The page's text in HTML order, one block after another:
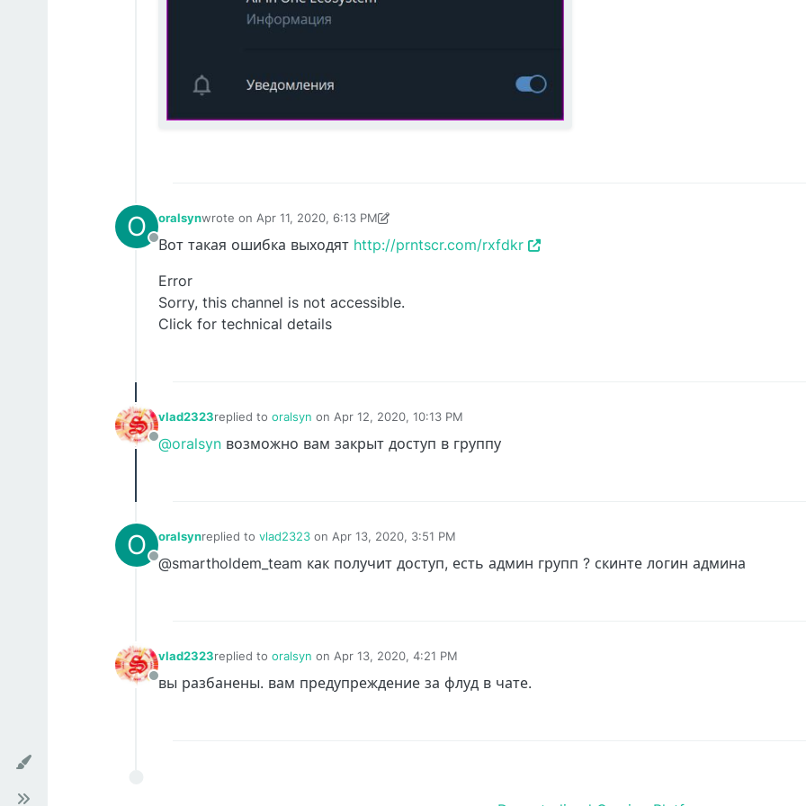
O
Offline
oralsynwrote on Apr 11, 2020, 6:13 PM
last edited by oralsynApr 11, 2020, 6:14 PM
Вот такая ошибка выходят http://prntscr.com/rxfdkr
Error
Sorry, this channel is not accessible.
Click for technical details
Offline
vlad2323replied to oralsyn on Apr 12, 2020, 10:13 PM
last edited by
@oralsyn возможно вам закрыт доступ в группу
O
Offline
oralsynreplied to vlad2323 on Apr 13, 2020, 3:51 PM
last edited by
@smartholdem_team как получит доступ, есть админ групп ? скинте логин админа
Offline
vlad2323replied to oralsyn on Apr 13, 2020, 4:21 PM
last edited by
вы разбанены. вам предупреждение за флуд в чате.